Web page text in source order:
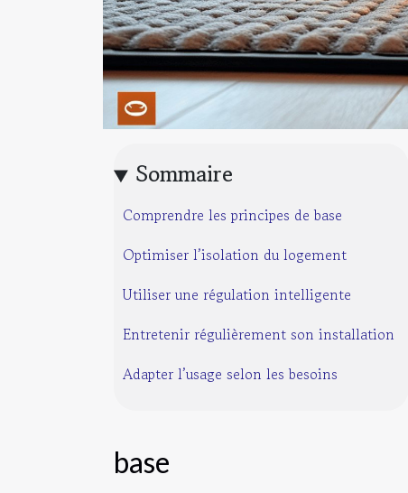
Sommaire
Comprendre les principes de base
Optimiser l’isolation du logement
Utiliser une régulation intelligente
Entretenir régulièrement son installation
Adapter l’usage selon les besoins
base